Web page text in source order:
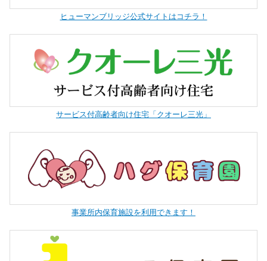
ヒューマンブリッジ公式サイトはコチラ！
サービス付高齢者向け住宅「クオーレ三光」
事業所内保育施設を利用できます！